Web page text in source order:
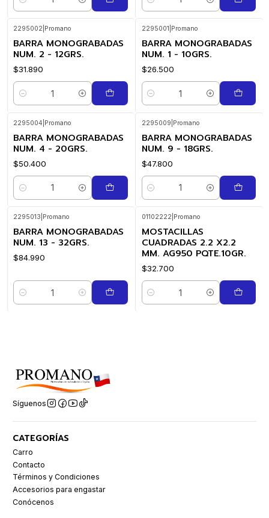
Cantidad Cantidad
2295002 Promano
BARRA MONOGRABADAS
NUM. 2 - 12GRS.
$31.890
Cantidad
2295001 Promano
BARRA MONOGRABADAS
NUM. 1 - 10GRS.
$26.500
Cantidad
2295004 Promano
BARRA MONOGRABADAS
NUM. 4 - 20GRS.
$50.400
Cantidad
2295009 Promano
BARRA MONOGRABADAS
NUM. 9 - 18GRS.
$47.800
Cantidad
2295013 Promano
BARRA MONOGRABADAS
NUM. 13 - 32GRS.
$84.990
Cantidad
01102222 Promano
MOSTACILLAS
CUADRADAS 2.2 X2.2
MM. AG950 PQTE.10GR.
$32.700
Cantidad
Síguenos
CATEGORÍAS
Carro
Contacto
Términos y Condiciones
Accesorios para engastar
Conócenos